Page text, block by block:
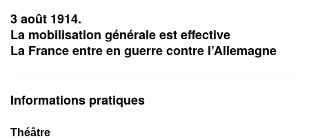
3 août 1914.
La mobilisation générale est effective
La France entre en guerre contre l’Allemagne
Informations pratiques
Théâtre